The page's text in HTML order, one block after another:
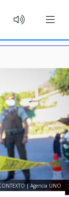
| Agencia UNO